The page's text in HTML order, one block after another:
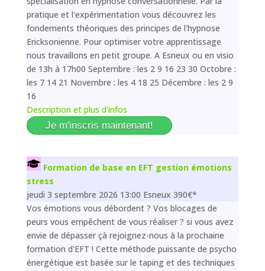
pratique et l'expérimentation vous découvrez les
fondements théoriques des principes de l'hypnose
Ericksonienne. Pour optimiser votre apprentissage
nous travaillons en petit groupe. A Esneux ou en visio
de 13h à 17h00 Septembre : les 2 9 16 23 30 Octobre :
les 7 14 21 Novembre : les 4 18 25 Décembre : les 2 9
16
Description et plus d'infos
Je m'inscris maintenant!
Formation de base en EFT gestion émotions
stress
jeudi 3 septembre 2026 13:00 Esneux 390€*
Vos émotions vous débordent ? Vos blocages de
peurs vous empêchent de vous réaliser ? si vous avez
envie de dépasser çà rejoignez-nous à la prochaine
formation d'EFT ! Cette méthode puissante de psycho
énergétique est basée sur le taping et des techniques